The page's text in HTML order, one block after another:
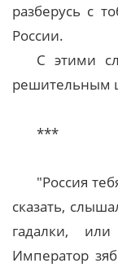
разберусь с
России.
С этими
решительным
***
"Россия
сказать,
гадалки,
Император